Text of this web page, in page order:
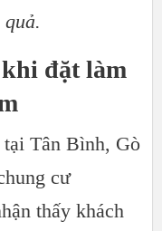
đặt làm
tại Tân Bình, Gò
cư
thấy khách